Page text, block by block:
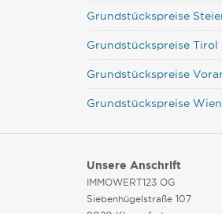
Grundstückspreise
Grundstückspreise Tirol
Grundstückspreise
Grundstückspreise Wien
Unsere Anschrift
IMMOWERT123 OG
Siebenhügelstraße 107